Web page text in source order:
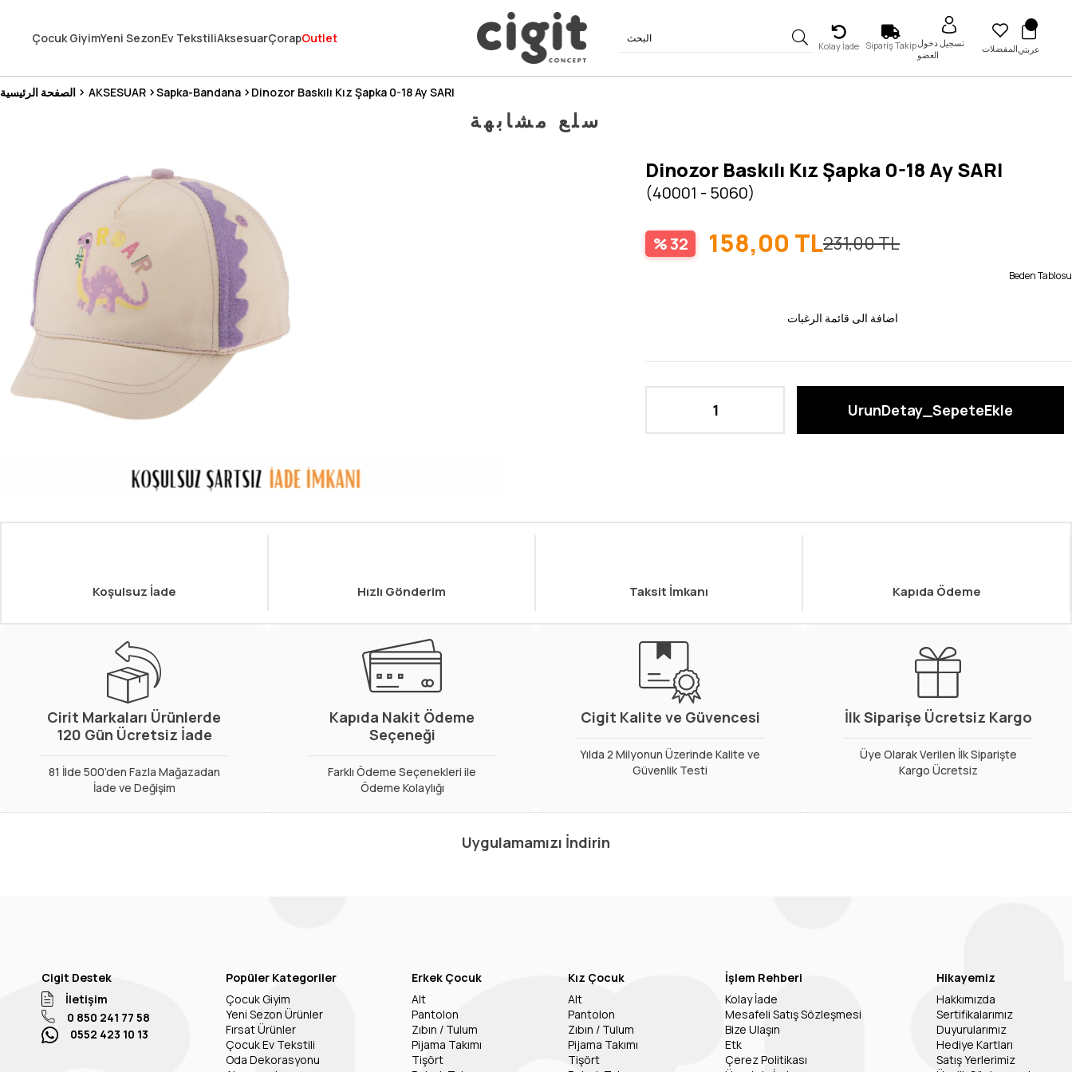
300₺ ve Üzeri Alışverişlerde Kargo Ücretsiz !
Koşulsuz Şartsız İade İmkanı
Çocuk GiyimYeni SezonEv TekstiliAksesuarÇorapOutlet
Kolay İade Sipariş Takipتسجيل دخول
العضو
المفضلاتعربتي
الصفحة الرئيسية AKSESUAR Sapka-Bandana Dinozor Baskılı Kız Şapka 0-18 Ay SARI
سلع مشابهة
Dinozor Baskılı Kız Şapka 0-18 Ay SARI
(40001 - 5060)
32 231,00 TL
158,00 TL
Beden Tablosu
اضافة الى قائمة الرغبات
Koşulsuz İade Hızlı Gönderim Taksit İmkanı Kapıda Ödeme
Cirit Markaları Ürünlerde
120 Gün Ücretsiz İade
81 İlde 500’den Fazla Mağazadan
İade ve Değişim
Kapıda Nakit Ödeme
Seçeneği
Farklı Ödeme Seçenekleri ile
Ödeme Kolaylığı
Cigit Kalite ve Güvencesi
Yılda 2 Milyonun Üzerinde Kalite ve
Güvenlik Testi
İlk Siparişe Ücretsiz Kargo
Üye Olarak Verilen İlk Siparişte
Kargo Ücretsiz
Uygulamamızı İndirin
Cigit Destek
İletişim
0 850 241 77 58
0552 423 10 13
Popüler Kategoriler
Çocuk Giyim
Yeni Sezon Ürünler
Fırsat Ürünler
Çocuk Ev Tekstili
Oda Dekorasyonu
Erkek Çocuk
Alt
Pantolon
Zıbın / Tulum
Pijama Takımı
Tişört
Kız Çocuk
Alt
Pantolon
Zıbın / Tulum
Pijama Takımı
Tişört
İşlem Rehberi
Kolay İade
Mesafeli Satış Sözleşmesi
Bize Ulaşın
Etk
Çerez Politikası
Hikayemiz
Hakkımızda
Sertifikalarımız
Duyurularımız
Hediye Kartları
Satış Yerlerimiz